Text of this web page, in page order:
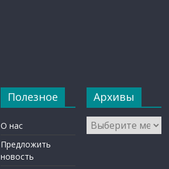
Полезное
О нас
Предложить
новость
Архивы
Архивы